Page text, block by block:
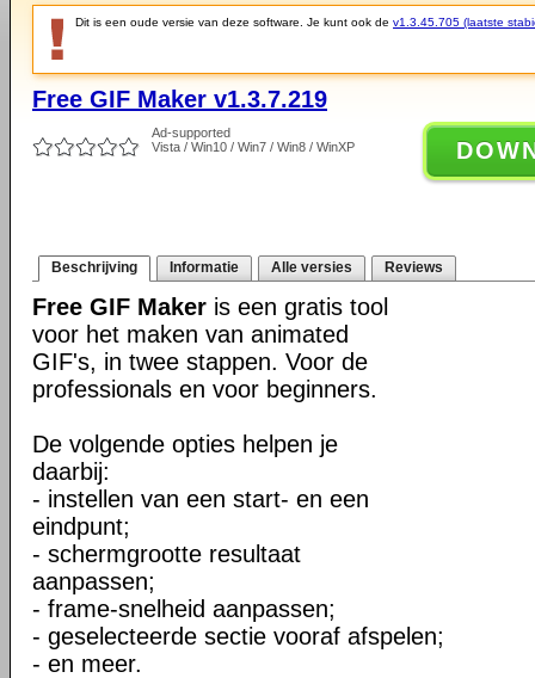
Dit is een oude versie van deze software. Je kunt ook de v1.3.45.705 (laatste
Free GIF Maker v1.3.7.219
Ad-supported
Vista / Win10 / Win7 / Win8 / WinXP
Beschrijving Informatie Alle versies Reviews
Free GIF Maker is een gratis tool
voor het maken van animated
GIF's, in twee stappen. Voor de
professionals en voor beginners.
De volgende opties helpen je
daarbij:
- instellen van een start- en een
eindpunt;
- schermgrootte resultaat
aanpassen;
- frame-snelheid aanpassen;
- geselecteerde sectie vooraf afspelen;
- en meer.